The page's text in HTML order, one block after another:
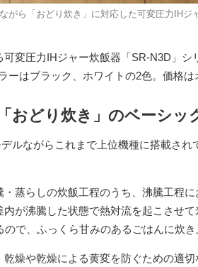
がら「おどり炊き」に対応した可変圧力IHジ
変圧力IHジャー炊飯器「SR-N3D」シ
ーはブラック、ホワイトの2色。価格は
おどり炊き」のベーシッ
ルながらこれまで上位機種に搭載され
・蒸らしの炊飯工程のうち、沸騰工程
が沸騰した状態で熱対流を起こさせて
で、ふっくら甘みのあるごはんに炊き
燥や乾燥による黄変を防ぐための適切